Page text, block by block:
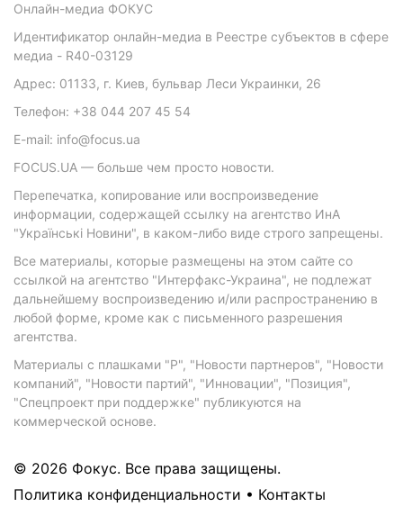
Онлайн-медиа ФОКУС
Идентификатор онлайн-медиа в Реестре субъектов в сфере
медиа - R40-03129
Адрес: 01133, г. Киев, бульвар Леси Украинки, 26
Телефон: +38 044 207 45 54
E-mail: info@focus.ua
FOCUS.UA — больше чем просто новости.
Перепечатка, копирование или воспроизведение
информации, содержащей ссылку на агентство ИнА
"Українські Новини", в каком-либо виде строго запрещены.
Все материалы, которые размещены на этом сайте со
ссылкой на агентство "Интерфакс-Украина", не подлежат
дальнейшему воспроизведению и/или распространению в
любой форме, кроме как с письменного разрешения
агентства.
Материалы с плашками "Р", "Новости партнеров", "Новости
компаний", "Новости партий", "Инновации", "Позиция",
"Спецпроект при поддержке" публикуются на
коммерческой основе.
© 2026 Фокус. Все права защищены.
Политика конфиденциальности • Контакты